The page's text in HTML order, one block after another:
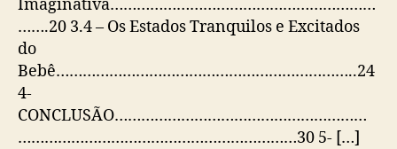
Imaginativa……………………………………………………
…….20 3.4 – Os Estados Tranquilos e Excitados
do
Bebê…………………………………………………………..24
4-
CONCLUSÃO…………………………………………………
………………………………………………………30 5- […]